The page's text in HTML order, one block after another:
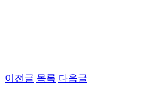
이전글 목록 다음글